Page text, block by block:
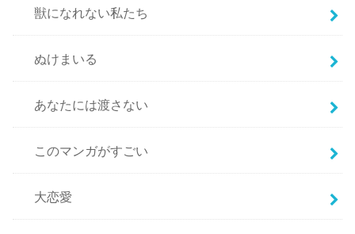
獣になれない私たち
ぬけまいる
あなたには渡さない
このマンガがすごい
大恋愛